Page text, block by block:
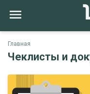
Главная
Чеклисты и